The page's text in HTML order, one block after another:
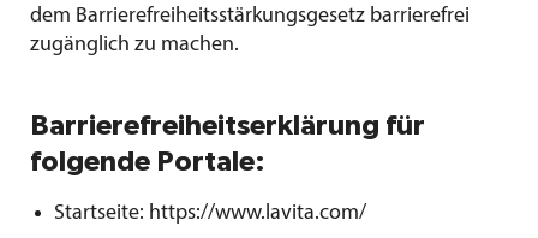
dem Barrierefreiheitsstärkungsgesetz barrierefrei
zugänglich zu machen.
Barrierefreiheitserklärung für
folgende Portale:
​​Startseite: https://www.lavita.com/